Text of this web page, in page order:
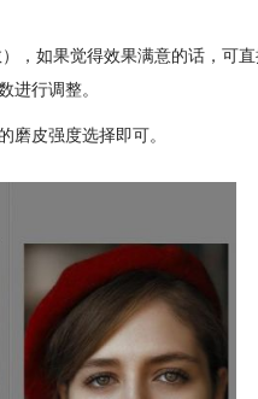
，如果觉得效果满意的话，可
进行调整。
磨皮强度选择即可。